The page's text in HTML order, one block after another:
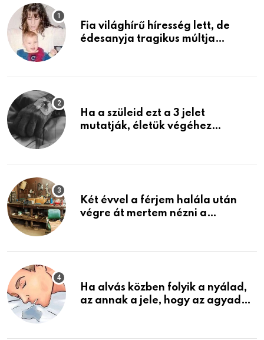
Fia világhírű híresség lett, de
édesanyja tragikus múltja
Ha a szüleid ezt a 3 jelet
mutatják, életük végéhez
Két évvel a férjem halála után
végre át mertem nézni a
életemet
Ha alvás közben folyik a nyálad,
az annak a jele, hogy az agyad…